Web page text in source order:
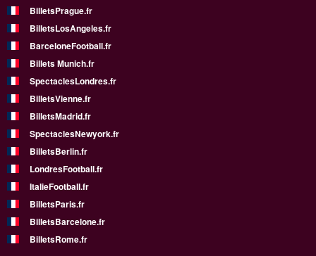
BilletsPrague.fr
BilletsLosAngeles.fr
BarceloneFootball.fr
Billets Munich.fr
SpectaclesLondres.fr
BilletsVienne.fr
BilletsMadrid.fr
SpectaclesNewyork.fr
BilletsBerlin.fr
LondresFootball.fr
ItalieFootball.fr
BilletsParis.fr
BilletsBarcelone.fr
BilletsRome.fr